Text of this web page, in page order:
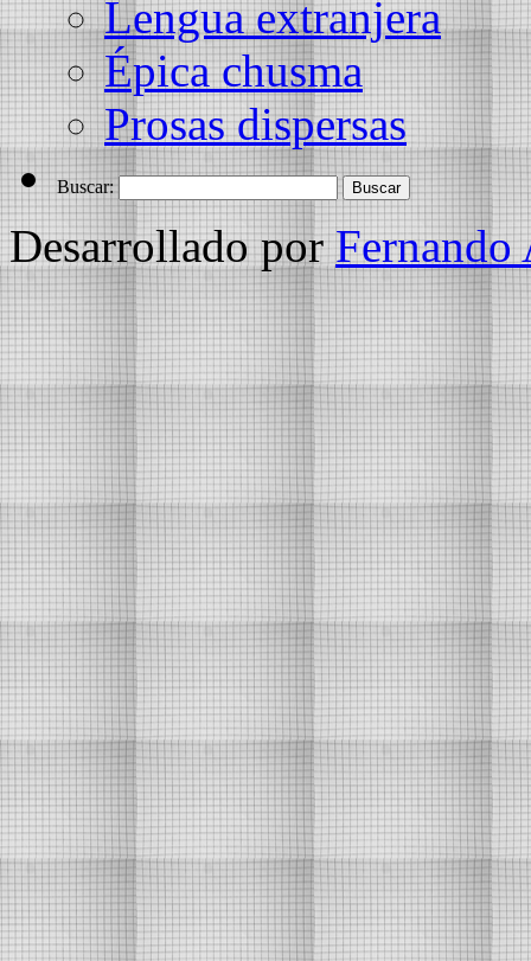
Lengua extranjera
Épica chusma
Prosas dispersas
Buscar:
Desarrollado porFernando